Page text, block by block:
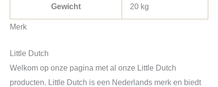
Gewicht 20 kg
Merk
Little Dutch
Welkom op onze pagina met al onze Little Dutch
producten. Little Dutch is een Nederlands merk en biedt